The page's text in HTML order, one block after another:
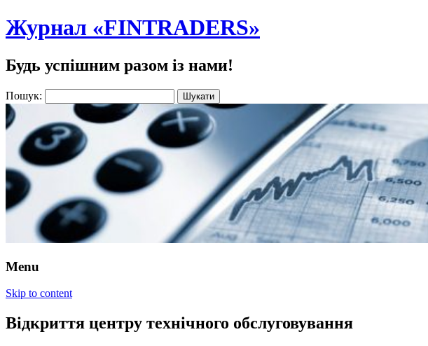
Журнал «FINTRADERS»
Будь успішним разом із нами!
Пошук:
Menu
Skip to content
Відкриття центру технічного обслуговування